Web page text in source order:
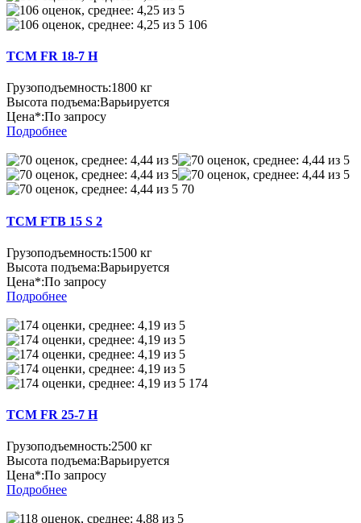
106
TCM FR 18-7 H
Грузоподъемность:1800 кг
Высота подъема:Варьируется
Цена*:По запросу
Подробнее
70
TCM FTB 15 S 2
Грузоподъемность:1500 кг
Высота подъема:Варьируется
Цена*:По запросу
Подробнее
174
TCM FR 25-7 H
Грузоподъемность:2500 кг
Высота подъема:Варьируется
Цена*:По запросу
Подробнее